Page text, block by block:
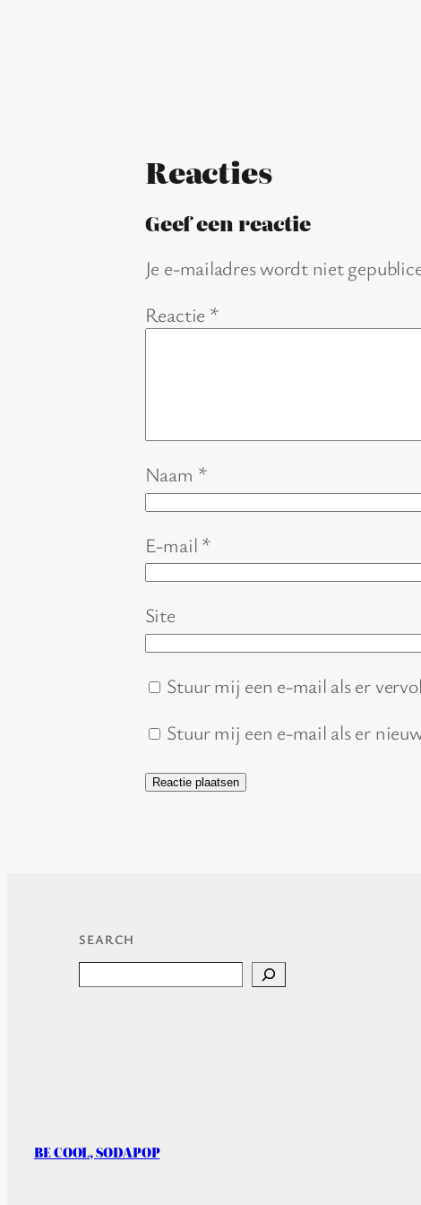
Reacties
Geef een reactie
Je e-mailadres wordt niet
Reactie *
Naam *
E-mail *
Site
Stuur mij een e-mail als er
Stuur mij een e-mail als er
SEARCH
BE COOL, SODAPOP